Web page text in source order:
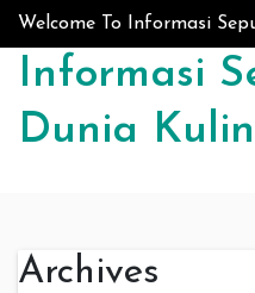
Skip to content
Welcome To Informasi
Informasi
Dunia
Archives